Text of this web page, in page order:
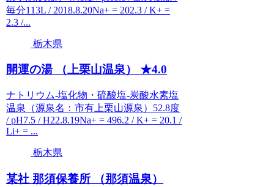
毎分113L / 2018.8.20Na+ = 202.3 / K+ =
2.3 /...
栃木県
開運の湯 （上栗山温泉） ★4.0
ナトリウム-塩化物・硫酸塩-炭酸水素塩
温泉（源泉名：市有上栗山源泉）52.8度
/ pH7.5 / H22.8.19Na+ = 496.2 / K+ = 20.1 /
Li+ = ...
栃木県
某社 那須保養所 （那須温泉）